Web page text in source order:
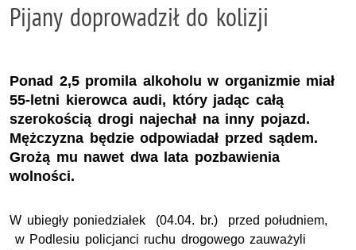
Pijany doprowadził do kolizji
Ponad 2,5 promila alkoholu w organizmie miał
55-letni kierowca audi, który jadąc całą
szerokością drogi najechał na inny pojazd.
Mężczyzna będzie odpowiadał przed sądem.
Grożą mu nawet dwa lata pozbawienia
wolności.
W ubiegły poniedziałek (04.04. br.) przed południem,
w Podlesiu policjanci ruchu drogowego zauważyli